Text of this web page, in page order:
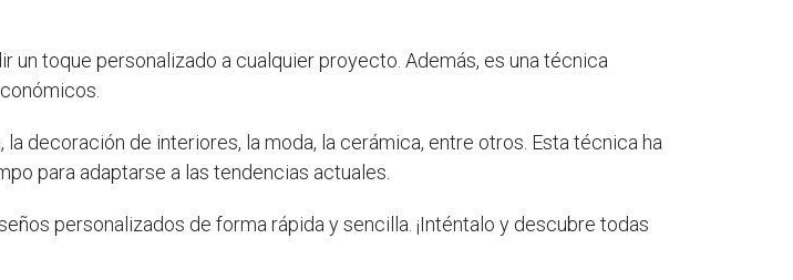
toque personalizado a cualquier proyecto. Además, es una técnica
decoración de interiores, la moda, la cerámica, entre otros. Esta técnica ha
para adaptarse a las tendencias actuales.
personalizados de forma rápida y sencilla. ¡Inténtalo y descubre todas